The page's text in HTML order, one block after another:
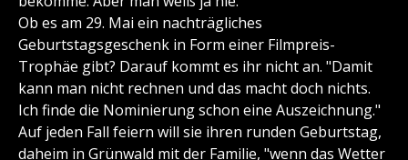
Ob es am 29. Mai ein nachträgliches
Geburtstagsgeschenk in Form einer Filmpreis-
Trophäe gibt? Darauf kommt es ihr nicht an. "Damit
kann man nicht rechnen und das macht doch nichts.
Ich finde die Nominierung schon eine Auszeichnung."
Auf jeden Fall feiern will sie ihren runden Geburtstag,
daheim in Grünwald mit der Familie, "wenn das Wetter